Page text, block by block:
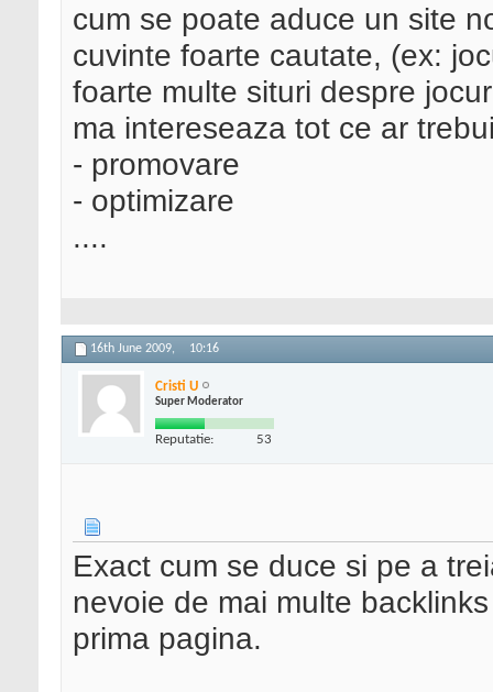
cum se poate aduce un site
cuvinte foarte cautate, (ex:
foarte multe situri despre
ma intereseaza tot ce ar
- promovare
- optimizare
....
16th June 2009, 10:16
Cristi U
Super Moderator
Reputatie: 53
Exact cum se duce si pe a
nevoie de mai multe
prima pagina.